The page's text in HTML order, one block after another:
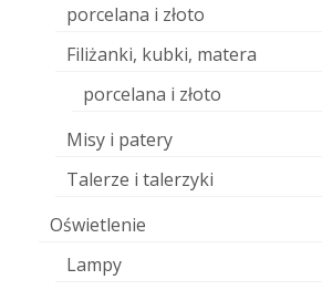
porcelana i złoto
Filiżanki, kubki, matera
porcelana i złoto
Misy i patery
Talerze i talerzyki
Oświetlenie
Lampy